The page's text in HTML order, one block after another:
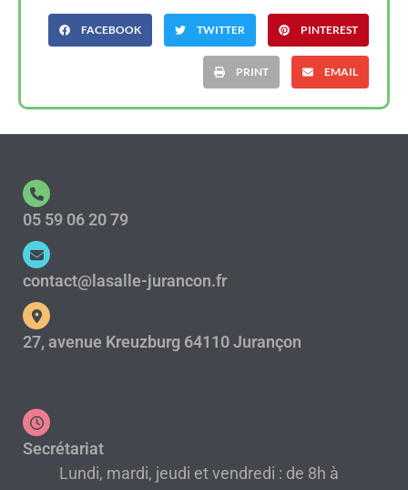
FACEBOOK TWITTER PINTEREST
PRINT EMAIL
05 59 06 20 79
contact@lasalle-jurancon.fr
27, avenue Kreuzburg 64110 Jurançon
Secrétariat
Lundi, mardi, jeudi et vendredi : de 8h à